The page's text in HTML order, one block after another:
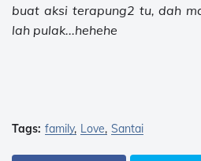
buat aksi terapung2 tu, dah
lah pulak...hehehe
Tags: family Love Santai